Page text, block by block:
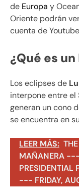
de Europa y
Oriente podrán
cuenta de
¿Qué es
Los eclipses de
interpone entre el
generan un cono
se encuentra en
LEER MÁS:
MAÑANERA
PRESIDENTIAL
--- FRIDAY,